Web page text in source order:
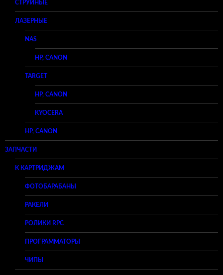
СТРУЙНЫЕ
ЛАЗЕРНЫЕ
NAS
HP, CANON
TARGET
HP, CANON
KYOCERA
HP, CANON
ЗАПЧАСТИ
К КАРТРИДЖАМ
ФОТОБАРАБАНЫ
РАКЕЛИ
РОЛИКИ RPC
ПРОГРАММАТОРЫ
ЧИПЫ